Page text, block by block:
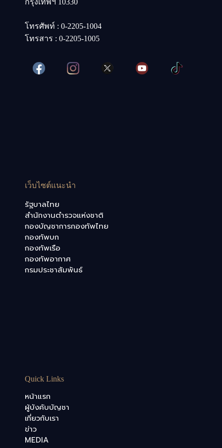
กรุงเทพฯ 10330
โทรศัพท์ : 0-2205-1004
โทรสาร : 0-2205-1005
เว็บไซต์แนะนำ
รัฐบาลไทย
สำนักงานตำรวจแห่งชาติ
กองบัญชาการกองทัพไทย
กองทัพบก
กองทัพเรือ
กองทัพอากาศ
กรมประชาสัมพันธ์
Quick Links
หน้าแรก
ผู้บังคับบัญชา
เกี่ยวกับเรา
ข่าว
MEDIA